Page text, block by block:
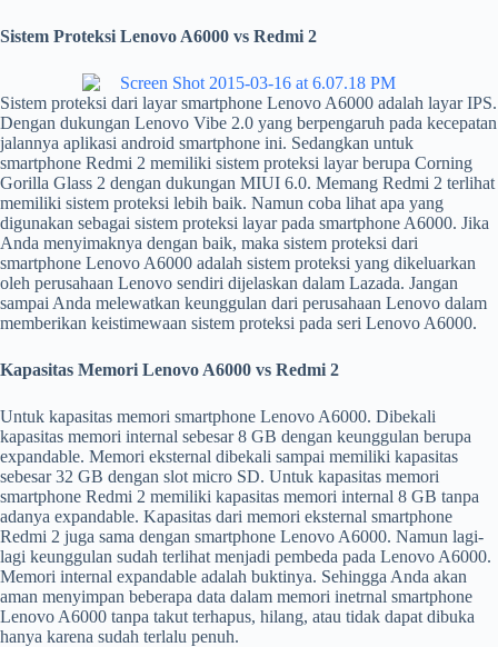
Sistem Proteksi Lenovo A6000 vs Redmi 2
Sistem proteksi dari layar smartphone Lenovo A6000 adalah layar IPS.
Dengan dukungan Lenovo Vibe 2.0 yang berpengaruh pada kecepatan
jalannya aplikasi android smartphone ini. Sedangkan untuk
smartphone Redmi 2 memiliki sistem proteksi layar berupa Corning
Gorilla Glass 2 dengan dukungan MIUI 6.0. Memang Redmi 2 terlihat
memiliki sistem proteksi lebih baik. Namun coba lihat apa yang
digunakan sebagai sistem proteksi layar pada smartphone A6000. Jika
Anda menyimaknya dengan baik, maka sistem proteksi dari
smartphone Lenovo A6000 adalah sistem proteksi yang dikeluarkan
oleh perusahaan Lenovo sendiri dijelaskan dalam Lazada. Jangan
sampai Anda melewatkan keunggulan dari perusahaan Lenovo dalam
memberikan keistimewaan sistem proteksi pada seri Lenovo A6000.
Kapasitas Memori Lenovo A6000 vs Redmi 2
Untuk kapasitas memori smartphone Lenovo A6000. Dibekali
kapasitas memori internal sebesar 8 GB dengan keunggulan berupa
expandable. Memori eksternal dibekali sampai memiliki kapasitas
sebesar 32 GB dengan slot micro SD. Untuk kapasitas memori
smartphone Redmi 2 memiliki kapasitas memori internal 8 GB tanpa
adanya expandable. Kapasitas dari memori eksternal smartphone
Redmi 2 juga sama dengan smartphone Lenovo A6000. Namun lagi-
lagi keunggulan sudah terlihat menjadi pembeda pada Lenovo A6000.
Memori internal expandable adalah buktinya. Sehingga Anda akan
aman menyimpan beberapa data dalam memori inetrnal smartphone
Lenovo A6000 tanpa takut terhapus, hilang, atau tidak dapat dibuka
hanya karena sudah terlalu penuh.